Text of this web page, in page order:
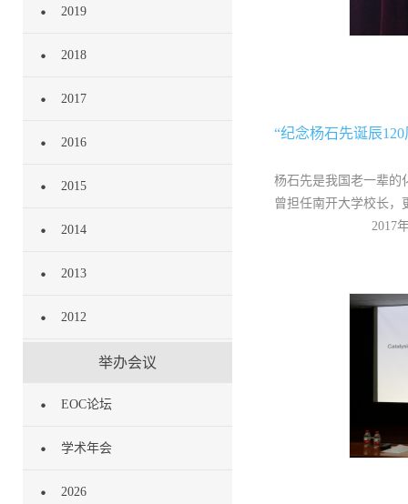
2019
2018
2017
2016
2015
2014
2013
2012
举办会议
EOC论坛
学术年会
2026
“纪念杨石先诞辰
杨石先是我国老一辈的
曾担任南开大学校长，
2017